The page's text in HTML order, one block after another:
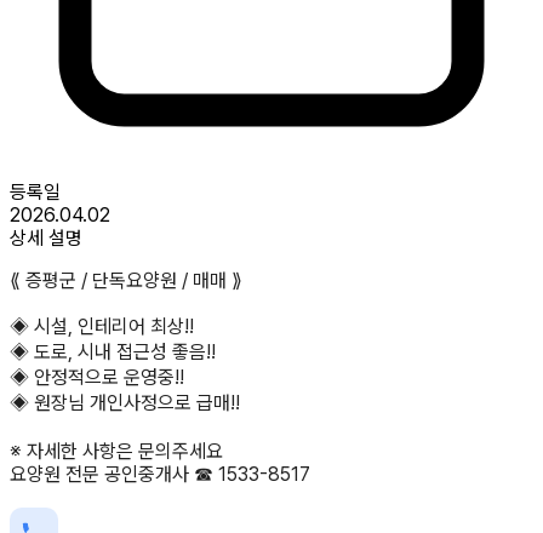
등록일
2026.04.02
상세 설명
⟪ 증평군 / 단독요양원 / 매매 ⟫
◈ 시설, 인테리어 최상!!
◈ 도로, 시내 접근성 좋음!!
◈ 안정적으로 운영중!!
◈ 원장님 개인사정으로 급매!!
※ 자세한 사항은 문의주세요
요양원 전문 공인중개사 ☎ 1533-8517